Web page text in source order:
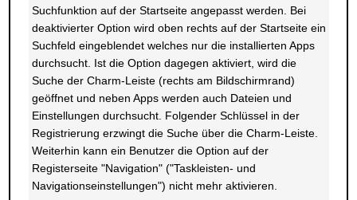
Suchfunktion auf der Startseite angepasst werden. Bei
deaktivierter Option wird oben rechts auf der Startseite ein
Suchfeld eingeblendet welches nur die installierten Apps
durchsucht. Ist die Option dagegen aktiviert, wird die
Suche der Charm-Leiste (rechts am Bildschirmrand)
geöffnet und neben Apps werden auch Dateien und
Einstellungen durchsucht. Folgender Schlüssel in der
Registrierung erzwingt die Suche über die Charm-Leiste.
Weiterhin kann ein Benutzer die Option auf der
Registerseite "Navigation" ("Taskleisten- und
Navigationseinstellungen") nicht mehr aktivieren.